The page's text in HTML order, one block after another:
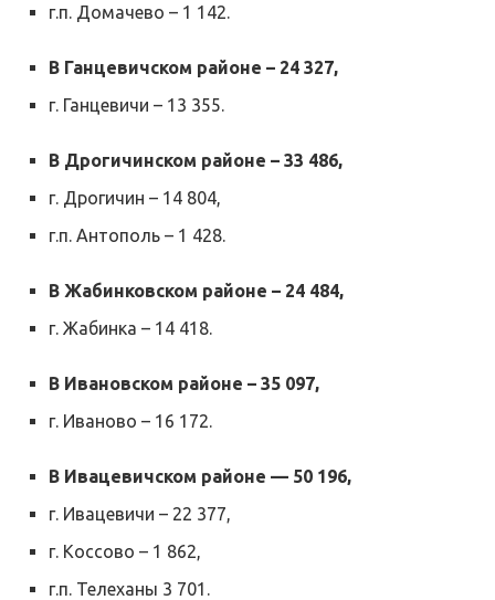
г.п. Домачево – 1 142.
В Ганцевичском районе – 24 327,
г. Ганцевичи – 13 355.
В Дрогичинском районе – 33 486,
г. Дрогичин – 14 804,
г.п. Антополь – 1 428.
В Жабинковском районе – 24 484,
г. Жабинка – 14 418.
В Ивановском районе – 35 097,
г. Иваново – 16 172.
В Ивацевичском районе — 50 196,
г. Ивацевичи – 22 377,
г. Коссово – 1 862,
г.п. Телеханы 3 701.